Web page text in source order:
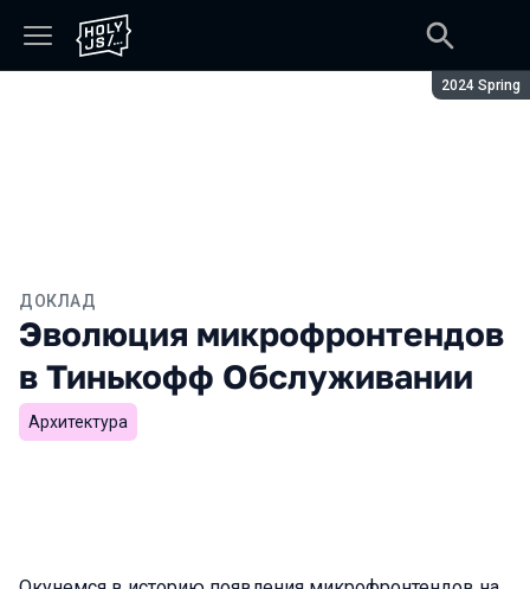
Сезон:
2024 Spring
ДОКЛАД
Эволюция микрофронтендов
в Тинькофф Обслуживании
Архитектура